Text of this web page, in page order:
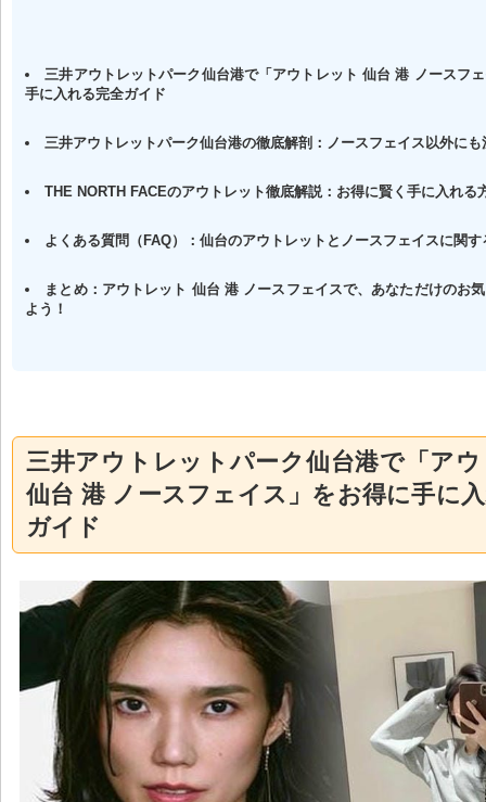
三井アウトレットパーク仙台港で「アウトレット 仙台 港 ノースフ
手に入れる完全ガイド
三井アウトレットパーク仙台港の徹底解剖：ノースフェイス以外に
THE NORTH FACEのアウトレット徹底解説：お得に賢く手に入れる
よくある質問（FAQ）：仙台のアウトレットとノースフェイスに関
まとめ：アウトレット 仙台 港 ノースフェイスで、あなただけのお
よう！
三井アウトレットパーク仙台港で「ア
仙台 港 ノースフェイス」をお得に手に
ガイド